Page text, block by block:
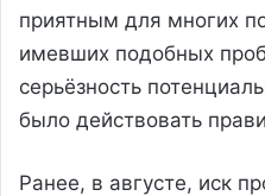
приятным для многих
имевших подобных
серьёзность
было действовать
Ранее, в августе, иск